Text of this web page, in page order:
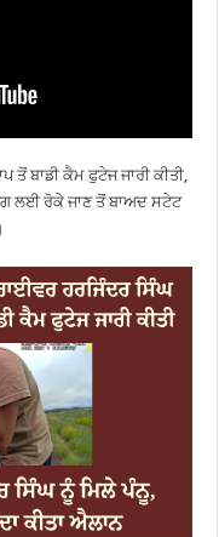
ਬਾਡੀ ਕੈਮ ਫੁਟੇਜ ਜਾਰੀ ਕੀਤੀ,
ਲਈ ਰੋਕੇ ਜਾਣ ਤੋਂ ਬਾਅਦ ਸਟੇਟ